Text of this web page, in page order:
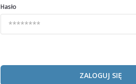
Hasło
ZALOGUJ SIĘ